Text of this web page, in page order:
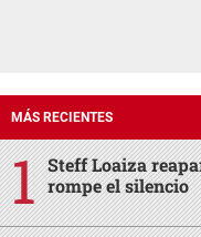
MÁS RECIENTES
Steff Loaiza
rompe el silencio